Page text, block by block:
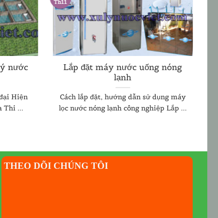
nước
Hiện
Thi ...
Lắp đặt máy nước uống nóng
lạnh
Cách lắp đặt, hướng dẫn sử dụng máy
lọc nước nóng lạnh công nghiệp Lắp ...
Th11
THEO DÕI CHÚNG TÔI